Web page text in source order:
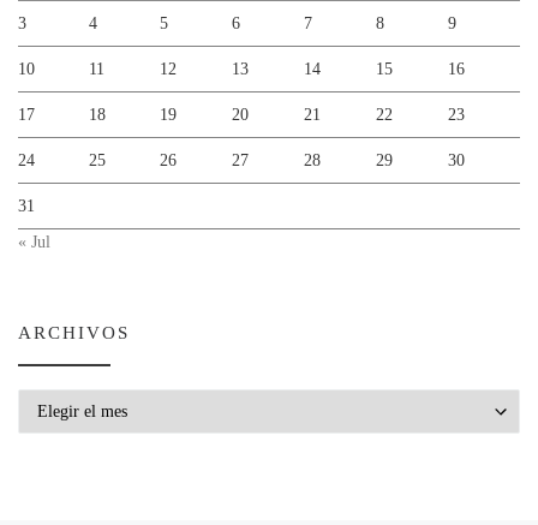
3 4 5 6 7 8 9
10 11 12 13 14 15 16
17 18 19 20 21 22 23
24 25 26 27 28 29 30
31
« Jul
ARCHIVOS